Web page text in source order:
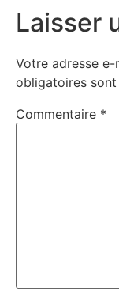
Laisser
Votre adresse e-
obligatoires
Commentaire *